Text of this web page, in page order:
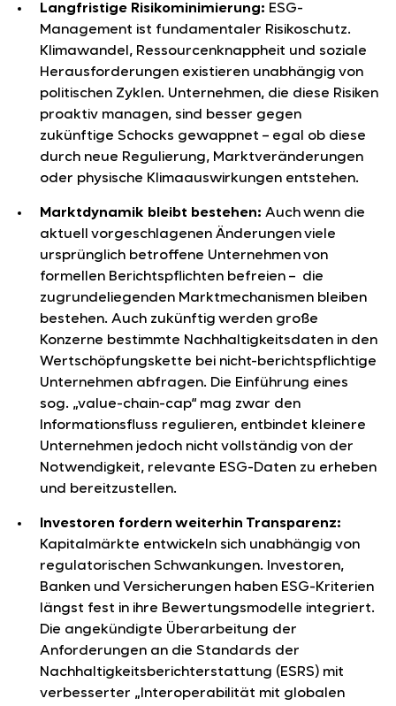
Langfristige Risikominimierung: ESG-
Management ist fundamentaler Risikoschutz.
Klimawandel, Ressourcenknappheit und soziale
Herausforderungen existieren unabhängig von
politischen Zyklen. Unternehmen, die diese Risiken
proaktiv managen, sind besser gegen
zukünftige Schocks gewappnet – egal ob diese
durch neue Regulierung, Marktveränderungen
oder physische Klimaauswirkungen entstehen.
Marktdynamik bleibt bestehen: Auch wenn die
aktuell vorgeschlagenen Änderungen viele
ursprünglich betroffene Unternehmen von
formellen Berichtspflichten befreien – die
zugrundeliegenden Marktmechanismen bleiben
bestehen. Auch zukünftig werden große
Konzerne bestimmte Nachhaltigkeitsdaten in den
Wertschöpfungskette bei nicht-berichtspflichtige
Unternehmen abfragen. Die Einführung eines
sog. „value-chain-cap“ mag zwar den
Informationsfluss regulieren, entbindet kleinere
Unternehmen jedoch nicht vollständig von der
Notwendigkeit, relevante ESG-Daten zu erheben
und bereitzustellen.
Investoren fordern weiterhin Transparenz:
Kapitalmärkte entwickeln sich unabhängig von
regulatorischen Schwankungen. Investoren,
Banken und Versicherungen haben ESG-Kriterien
längst fest in ihre Bewertungsmodelle integriert.
Die angekündigte Überarbeitung der
Anforderungen an die Standards der
Nachhaltigkeitsberichterstattung (ESRS) mit
verbesserter „Interoperabilität mit globalen